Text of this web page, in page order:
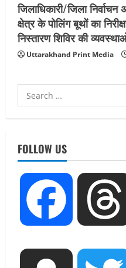
जिलाधिकारी/जिला
क्षेत्र के पोलिंग बूथों का
निस्तारण शिविर की
Uttarakhand Print Media
Search
for:
FOLLOW US
Facebook
August
सहसपुर